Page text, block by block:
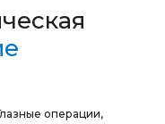
операции,